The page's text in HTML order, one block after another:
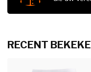
RECENT